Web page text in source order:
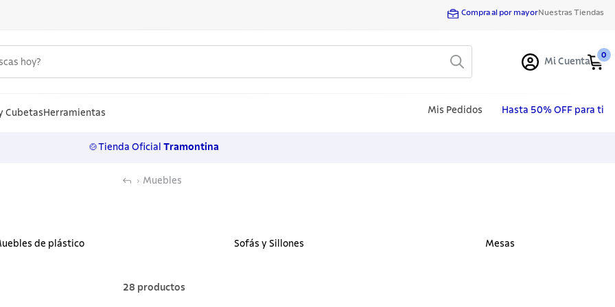
Compra al por mayorNuestras Tiendas
Mi Cuenta
0
Cubetas Herramientas Mis Pedidos Hasta 50% OFF para ti
🍲Tienda Oficial Tramontina
Muebles
de plástico Sofás y Sillones Mesas
28 productos